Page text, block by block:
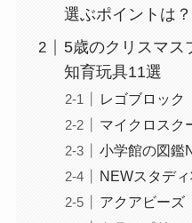
選ぶポイントは？
5歳のクリスマス
知育玩具11選
レゴブロック
マイクロスク
小学館の図鑑
NEWスタデ
アクアビーズ